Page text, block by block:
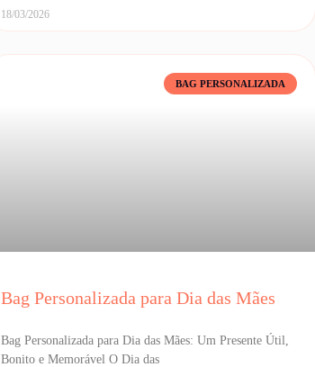
18/03/2026
BAG PERSONALIZADA
Bag Personalizada para Dia das Mães
Bag Personalizada para Dia das Mães: Um Presente Útil,
Bonito e Memorável O Dia das